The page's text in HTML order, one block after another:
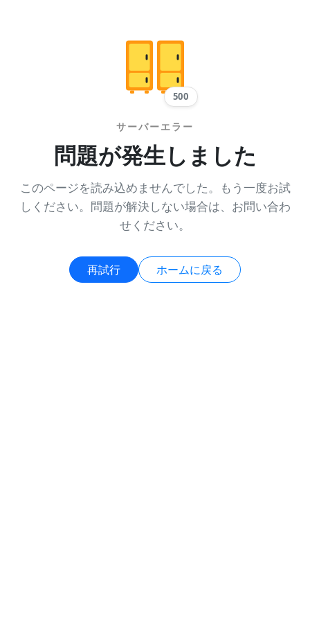
500
サーバーエラー
問題が発生しました
このページを読み込めませんでした。もう一度お試
しください。問題が解決しない場合は、お問い合わ
せください。
再試行 ホームに戻る